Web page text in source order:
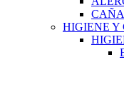
HIGIENE Y